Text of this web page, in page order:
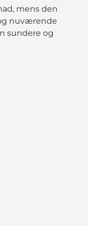
mens den
nuværende
sundere og
Vesterby -
Vesterby - Inspiration til